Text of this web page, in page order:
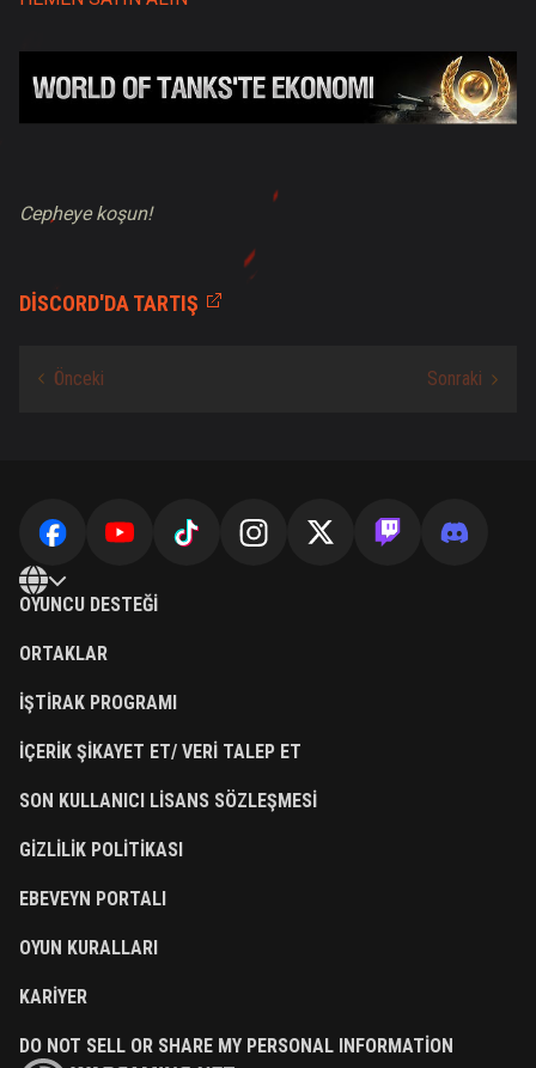
Cepheye koşun!
DISCORD'DA TARTIŞ
OYUNCU DESTEĞI
ORTAKLAR
İŞTIRAK PROGRAMI
İÇERIK ŞIKAYET ET/ VERI TALEP ET
SON KULLANICI LISANS SÖZLEŞMESI
GIZLILIK POLITIKASI
EBEVEYN PORTALI
OYUN KURALLARI
KARIYER
DO NOT SELL OR SHARE MY PERSONAL INFORMATION